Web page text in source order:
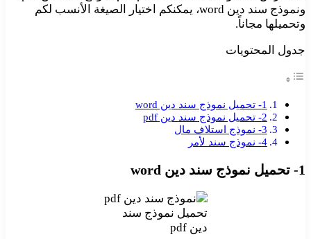
ونموذج سند دين word، يمكنكم اختيار الصيغة الأنسب لكم
وتحميلها مجاناً.
جدول المحتويات
1- تحميل نموذج سند دين word
2- تحميل نموذج سند دين pdf
3- نموذج استلاف مال
4- نموذج سند لأمر
1- تحميل نموذج سند دين word
تحميل نموذج سند
دين pdf